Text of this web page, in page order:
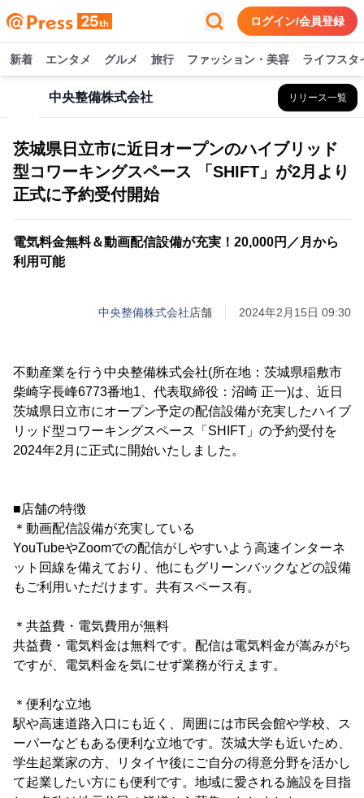
ログイン/会員登録
新着 エンタメ グルメ 旅行 ファッション・美容 ライフスタ
中央整備株式会社 リリース一覧
茨城県日立市に近日オープンのハイブリッド
型コワーキングスペース 「SHIFT」が2月より
正式に予約受付開始
電気料金無料＆動画配信設備が充実！20,000円／月から
利用可能
中央整備株式会社店舗 2024年2月15日 09:30
不動産業を行う中央整備株式会社(所在地：茨城県稲敷市
柴崎字長峰6773番地1、代表取締役：沼崎 正一)は、近日
茨城県日立市にオープン予定の配信設備が充実したハイブ
リッド型コワーキングスペース「SHIFT」の予約受付を
2024年2月に正式に開始いたしました。
■店舗の特徴
＊動画配信設備が充実している
YouTubeやZoomでの配信がしやすいよう高速インターネ
ット回線を備えており、他にもグリーンバックなどの設備
もご利用いただけます。共有スペース有。
＊共益費・電気費用が無料
共益費・電気料金は無料です。配信は電気料金が嵩みがち
ですが、電気料金を気にせず業務が行えます。
＊便利な立地
駅や高速道路入口にも近く、周囲には市民会館や学校、ス
ーパーなどもある便利な立地です。茨城大学も近いため、
学生起業家の方、リタイヤ後にご自分の得意分野を活かし
て起業したい方にも便利です。地域に愛される施設を目指